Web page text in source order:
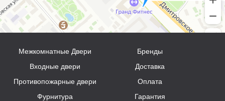
Межкомнатные Двери
Входные двери
Противопожарные двери
Фурнитура
Бренды
Доставка
Оплата
Гарантия